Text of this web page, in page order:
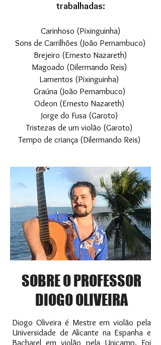
trabalhadas:
Carinhoso (Pixinguinha)
Sons de Carrilhões (João Pernambuco)
Brejeiro (Ernesto Nazareth)
Magoado (Dilermando Reis)
Lamentos (Pixinguinha)
Graúna (João Pernambuco)
Odeon (Ernesto Nazareth)
Jorge do Fusa (Garoto)
Tristezas de um violão (Garoto)
Tempo de criança (Dilermando Reis)
SOBRE O PROFESSOR
DIOGO OLIVEIRA
Diogo Oliveira é Mestre em violão pela
Universidade de Alicante na Espanha e
Bacharel em violão pela Unicamp. Foi